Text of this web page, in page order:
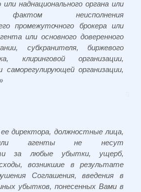
или наднационального органа или
фактом неисполнения
промежуточного брокера или
или основного доверенного
субхранителя, биржевого
клиринговой организации,
саморегулирующей организации,
директора, должностные лица,
или агенты не несут
за любые убытки, ущерб,
возникшие в результате
Соглашения, введения в
убытков, понесенных Вами в